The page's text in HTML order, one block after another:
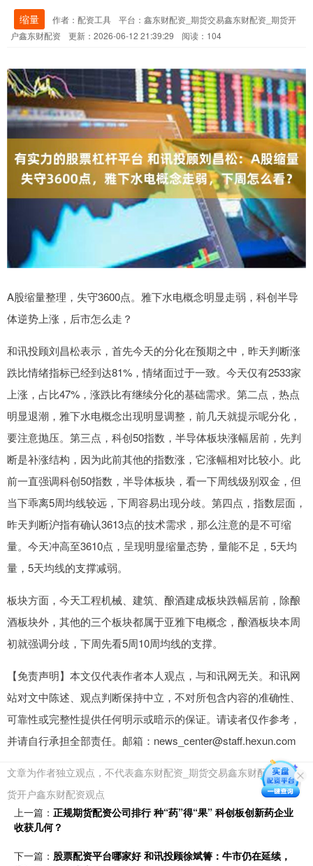
缩量 作者：配资工具
平台：鑫东财配资_期货交易鑫东财配资_期货开
户鑫东财配资
更新：2026-06-12 21:39:29 阅读：104
A股缩量整理，失守3600点。雅下水电概念明显走弱，科创半导
体逆势上涨，后市怎么走？
和讯投顾刘昌松表示，首先今天的分化在预期之中，昨天判断涨
跌比情绪指标已经到达81%，情绪面过于一致。今天仅有2533家
上涨，占比47%，涨跌比有继续分化的基础需求。第二点，热点
明显退潮，雅下水电概念出现明显调整，前几天就提示呢分化，
要注意抛压。第三点，科创50指数，半导体板块涨幅居前，先判
断是补涨结构，因为此前其他的指数涨，它涨幅相对比较小。此
前一直强调科创50指数，半导体板块，看一下周线级别双金，但
当下乖离5周均线较远，下周容易出现分歧。第四点，指数层面，
昨天判断沪指有确认3613点的技术需求，那么注意的是不可缩
量。今天冲高至3610点，呈现明显缩量态势，量能不足，5天均
量，5天均线的支撑减弱。
板块方面，今天工程机械、建筑、酿酒建成板块跌幅居前，除酿
酒板块外，其他的三个板块都属于亚雅下电概念，酿酒板块本周
初就强调分歧，下周先看5周10周均线的支撑。
【免责声明】本文仅代表作者本人观点，与和讯网无关。和讯网
站对文中陈述、观点判断保持中立，不对所包含内容的准确性、
可靠性或完整性提供任何明示或暗示的保证。请读者仅作参考，
并请自行承担全部责任。邮箱：news_center@staff.hexun.com
文章为作者独立观点，不代表鑫东财配资_期货交易鑫东财配资_期
货开户鑫东财配资观点
上一篇： 正规期货配资公司排行 种“药”得“果” 科创板创新药企业
收获几何？
下一篇： 股票配资平台哪家好 和讯投顾徐斌箐：牛市仍在延续，